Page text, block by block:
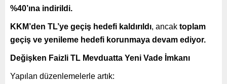
%40’ına indirildi.
KKM’den TL’ye geçiş hedefi kaldırıldı, ancak toplam
geçiş ve yenileme hedefi korunmaya devam ediyor.
Değişken Faizli TL Mevduatta Yeni Vade İmkanı
Yapılan düzenlemelerle artık: